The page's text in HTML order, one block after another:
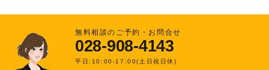
無料相談のご予約・お問合せ
028-908-4143
平日:10:00-17:00(土日祝日休)